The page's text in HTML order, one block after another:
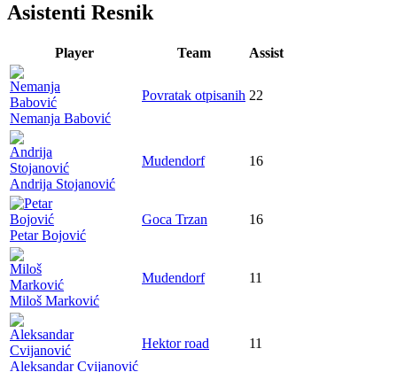
Asistenti Resnik
Player Team Assist
Nemanja Babović
Povratak otpisanih 22
Andrija Stojanović
Mudendorf 16
Petar Bojović
Goca Trzan 16
Miloš Marković
Mudendorf 11
Aleksandar Cvijanović
Hektor road 11